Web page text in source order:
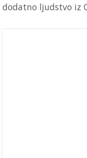
dodatno ljudstvo iz